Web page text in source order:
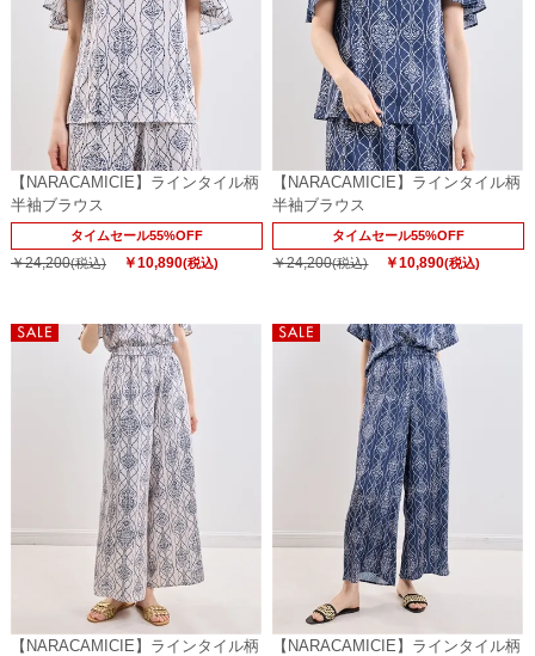
【NARACAMICIE】ラインタイル柄
半袖ブラウス
タイムセール55%OFF
￥24,200(税込) ￥10,890(税込)
【NARACAMICIE】ラインタイル柄
半袖ブラウス
タイムセール55%OFF
￥24,200(税込) ￥10,890(税込)
【NARACAMICIE】ラインタイル柄
【NARACAMICIE】ラインタイル柄